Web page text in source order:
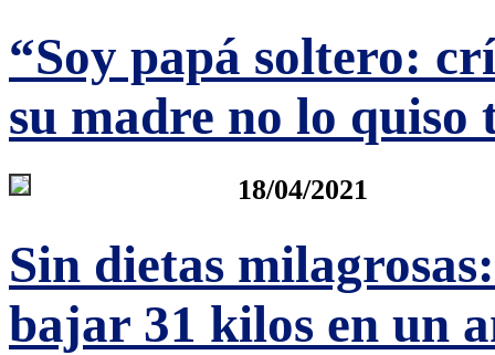
“Soy papá soltero:
su madre no lo quiso
18/04/2021
Sin dietas
bajar 31 kilos en un